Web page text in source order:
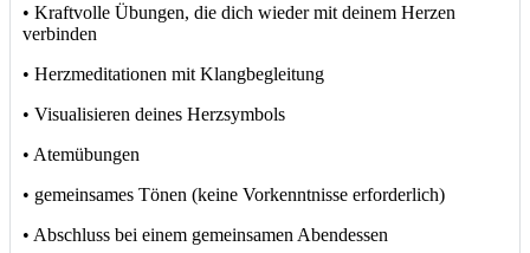
• Kraftvolle Übungen, die dich wieder mit deinem Herzen
verbinden
• Herzmeditationen mit Klangbegleitung
• Visualisieren deines Herzsymbols
• Atemübungen
• gemeinsames Tönen (keine Vorkenntnisse erforderlich)
• Abschluss bei einem gemeinsamen Abendessen